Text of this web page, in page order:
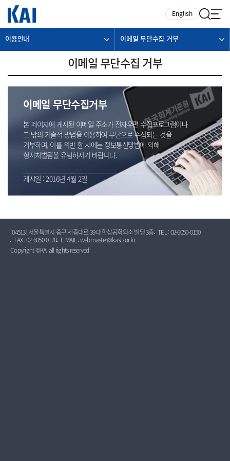
English
이용안내 이메일 무단수집 거부
이메일 무단수집 거부
이메일 무단수집거부
본 페이지에 게시된 이메일 주소가 전자우편 수집프로그램이나
그 밖의 기술적 방법을 이용하여 무단으로 수집되는 것을
거부하며, 이를 위반 할 시에는 정보통신망법에 의해
형사처벌됨을 유념하시기 바랍니다.
게시일 : 2016년 4월 2일
[04513] 서울특별시 중구 세종대로 39 대한상공회의소 빌딩 3층 TEL : 02-6050-0150
FAX : 02-6050-0170
E-MAIL : webmaster@kasb.or.kr
Copyright ©KAI all rights reserved